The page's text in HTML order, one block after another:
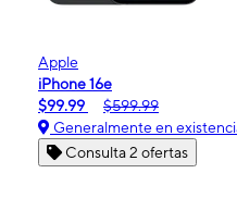
Apple
iPhone 16e
$99.99
$599.99
Generalmente en
Consulta 2 ofertas